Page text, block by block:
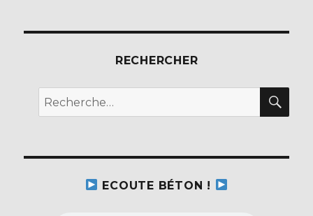
RECHERCHER
Recherche
pour :
ECOUTE BÉTON !